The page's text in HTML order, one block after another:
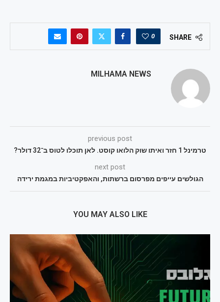
SHARE
0
MILHAMA NEWS
previous post
טרמינל 1 חזר ואיתו שוק הלואו קוסט. לאן תוכלו לטוס ב־32 דולר?
next post
הגולשים עייפים מפרסום ברשתות, והאפקטיביות במגמת ירידה
YOU MAY ALSO LIKE